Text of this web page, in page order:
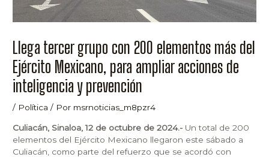
Llega tercer grupo con 200 elementos más del
Ejército Mexicano, para ampliar acciones de
inteligencia y prevención
/ Política / Por msrnoticias_m8pzr4
Culiacán, Sinaloa, 12 de octubre de 2024.- Un total de 200
elementos del Ejército Mexicano llegaron este sábado a
Culiacán, como parte del refuerzo que se acordó con